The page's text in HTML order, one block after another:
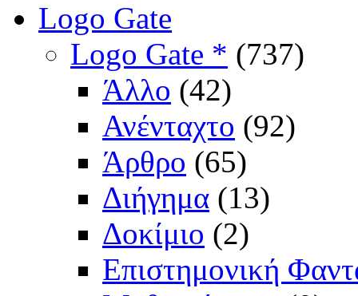
Logo Gate
Logo Gate * (737)
Άλλο (42)
Ανένταχτο (92)
Άρθρο (65)
Διήγημα (13)
Δοκίμιο (2)
Επιστημονική